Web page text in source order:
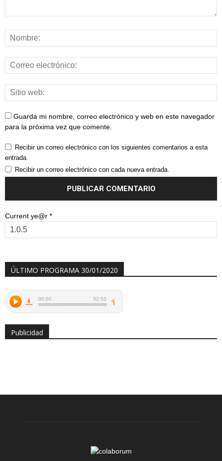
Guarda mi nombre, correo electrónico y web en este navegador
para la próxima vez que comente.
Recibir un correo electrónico con los siguientes comentarios a esta
entrada.
Recibir un correo electrónico con cada nueva entrada.
Current ye@r *
ÚLTIMO PROGRAMA 30/01/2020
Publicidad